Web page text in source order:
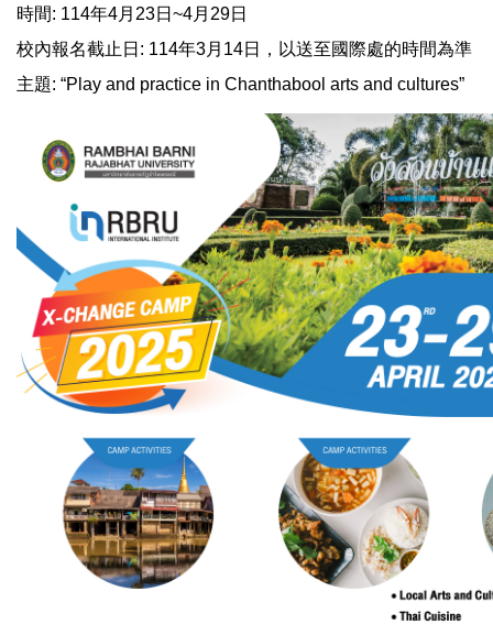
時間: 114年4月23日~4月29日
校內報名截止日: 114年3月14日，以送至國際處的時間為準
主題: “Play and practice in Chanthabool arts and cultures”